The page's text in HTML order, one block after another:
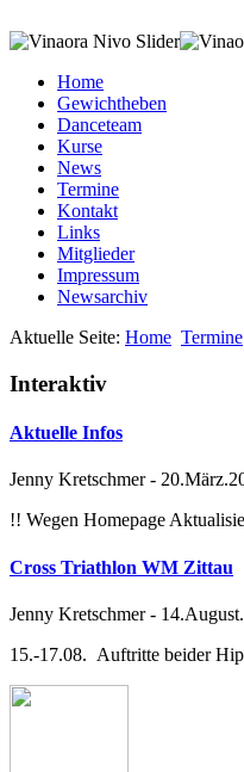
Home
Gewichtheben
Danceteam
Kurse
News
Termine
Kontakt
Links
Mitglieder
Impressum
Newsarchiv
Aktuelle Seite: Home Termine
Interaktiv
Aktuelle Infos
Jenny Kretschmer-
!! Wegen Homepage
Cross Triathlon WM Zittau
Jenny Kretschmer-
15.-17.08. Auftritte beider